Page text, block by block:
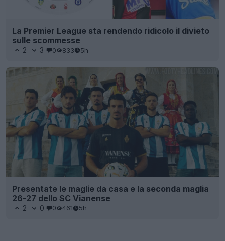
La Premier League sta rendendo ridicolo il divieto
sulle scommesse
2 3 0 833 5h
Presentate le maglie da casa e la seconda maglia
26-27 dello SC Vianense
2 0 0 461 5h